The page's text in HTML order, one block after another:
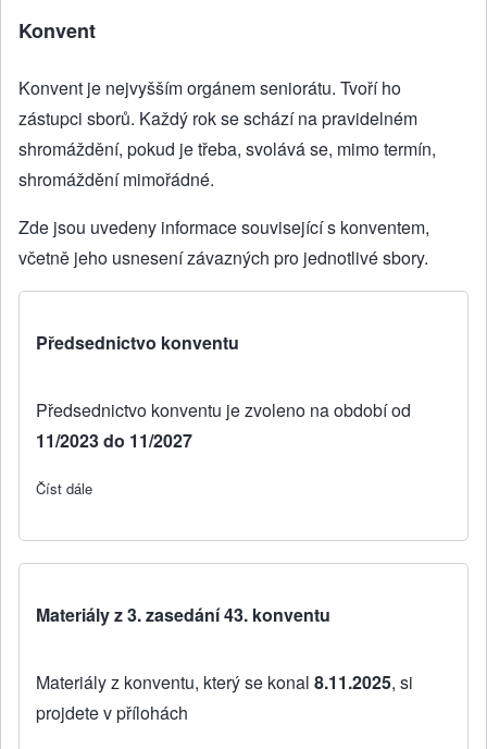
Konvent
Konvent je nejvyšším orgánem seniorátu. Tvoří ho
zástupci sborů. Každý rok se schází na pravidelném
shromáždění, pokud je třeba, svolává se, mimo termín,
shromáždění mimořádné.
Zde jsou uvedeny informace související s konventem,
včetně jeho usnesení závazných pro jednotlivé sbory.
Předsednictvo konventu
Předsednictvo konventu je zvoleno na období od
11/2023 do 11/2027
Číst dále
Materiály z 3. zasedání 43. konventu
Materiály z konventu, který se konal 8.11.2025, si
projdete v přílohách